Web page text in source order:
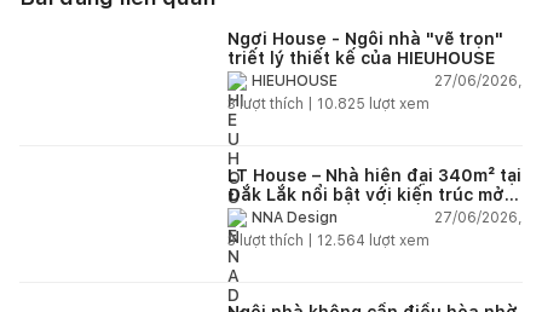
Ngơi House - Ngôi nhà "vẽ trọn"
triết lý thiết kế của HIEUHOUSE
HIEUHOUSE
27/06/2026,
3lượt thích | 10.825 lượt xem
LT House – Nhà hiện đại 340m² tại
Đắk Lắk nổi bật với kiến trúc mở
và hệ sân vườn kết nối thiên
nhiên
NNA Design
27/06/2026,
3lượt thích | 12.564 lượt xem